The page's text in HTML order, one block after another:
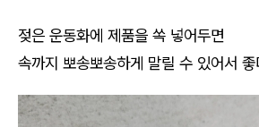
젖은 운동화에 제품을 쏙 넣어두면
속까지 뽀송뽀송하게 말릴 수 있어서 좋